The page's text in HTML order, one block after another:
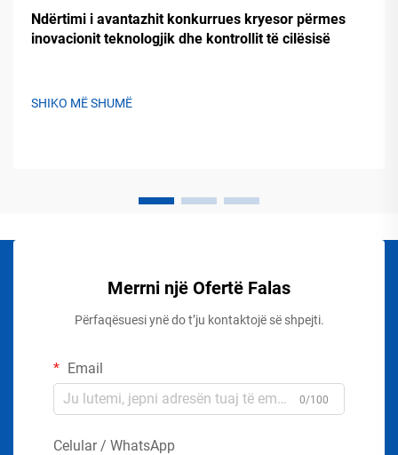
Ndërtimi i avantazhit konkurrues kryesor përmes
inovacionit teknologjik dhe kontrollit të cilësisë
SHIKO MË SHUMË
Merrni një Ofertë Falas
Përfaqësuesi ynë do t’ju kontaktojë së shpejti.
Email
0/100
Celular / WhatsApp